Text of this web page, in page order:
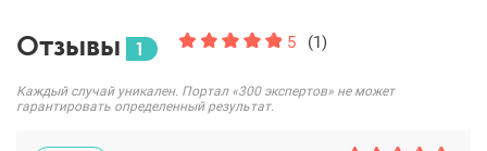
Отзывы 1 5 (1)
Каждый случай уникален. Портал «300 экспертов» не может
гарантировать определенный результат.